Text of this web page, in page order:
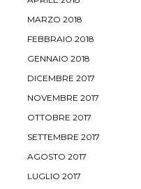
MARZO 2018
FEBBRAIO 2018
GENNAIO 2018
DICEMBRE 2017
NOVEMBRE 2017
OTTOBRE 2017
SETTEMBRE 2017
AGOSTO 2017
LUGLIO 2017